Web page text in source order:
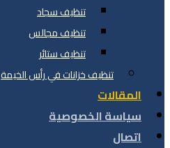
تنظيف سجاد
تنظيف مجالس
تنظيف ستائر
تنظيف خزانات في رأس الخيمة
المقالات
سياسة الخصوصية
اتصال